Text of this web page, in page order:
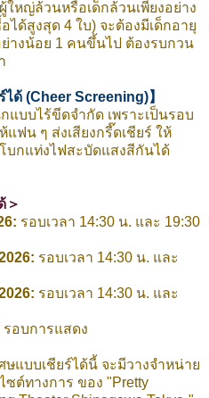
หญ่ล้วนหรือเด็กล้วนเพียงอย่าง
ได้สูงสุด 4 ใบ) จะต้องมีเด็กอายุ
างน้อย 1 คนขึ้นไป ต้องรบกวน
ได้ (Cheer Screening)】
บบไร้ขีดจำกัด เพราะเป็นรอบ
ฟน ๆ ส่งเสียงกรี๊ดเชียร์ ให้
บกแท่งไฟสะบัดแสงสีกันได้
＞
รอบเวลา 14:30 น. และ 19:30
รอบเวลา 14:30 น. และ
รอบเวลา 14:30 น. และ
อบการแสดง
แบบเชียร์ได้นี้ จะมีวางจำหน่าย
ซต์ทางการ ของ "Pretty